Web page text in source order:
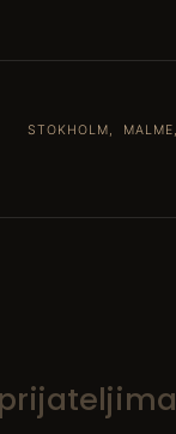
STOKHOLM,